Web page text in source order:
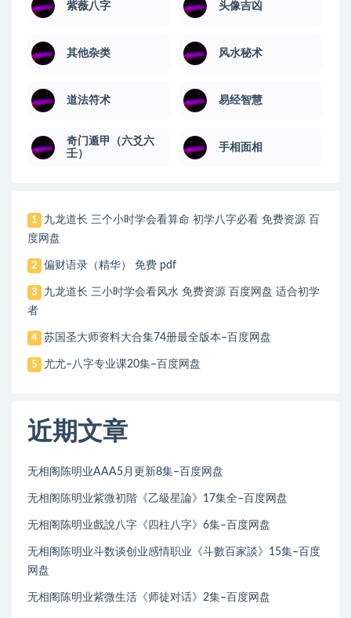
紫薇八字 头像吉凶
其他杂类 风水秘术
道法符术 易经智慧
奇门遁甲（六爻六
壬）
手相面相
1
九龙道长 三个小时学会看算命 初学八字必看 免费资源 百
度网盘
2 偏财语录（精华） 免费 pdf
3
九龙道长 三小时学会看风水 免费资源 百度网盘 适合初学
者
4 苏国圣大师资料大合集74册最全版本–百度网盘
5 尤尤–八字专业课20集–百度网盘
近期文章
无相阁陈明业AAA5月更新8集–百度网盘
无相阁陈明业紫微初階《乙級星論》17集全–百度网盘
无相阁陈明业戲說八字《四柱八字》6集–百度网盘
无相阁陈明业斗数谈创业感情职业《斗數百家談》15集–百度
网盘
无相阁陈明业紫微生活《师徒对话》2集–百度网盘